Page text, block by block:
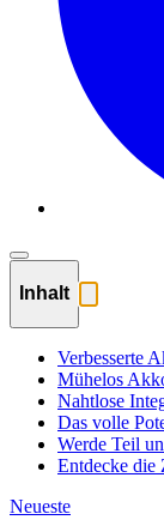
Inhalt
Verbesserte
Mühelos
Nahtlose
Das volle
Werde Teil
Entdecke die
Neueste